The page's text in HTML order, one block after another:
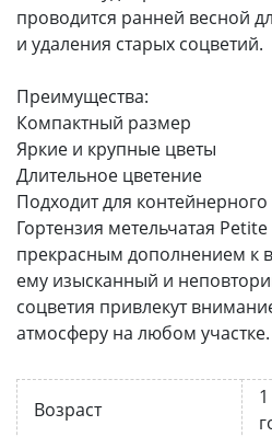
проводится ранней весной
и удаления старых соцветий.
Преимущества:
Компактный размер
Яркие и крупные цветы
Длительное цветение
Подходит для
Гортензия метельчатая
прекрасным дополнением к
ему изысканный и
соцветия привлекут
атмосферу на любом участке.
Возраст